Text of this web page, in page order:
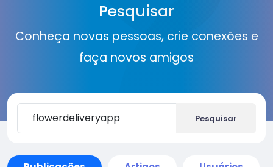
n
Pesquisar
Conheça novas pessoas, crie conexões e
faça novos amigos
Pesquisar